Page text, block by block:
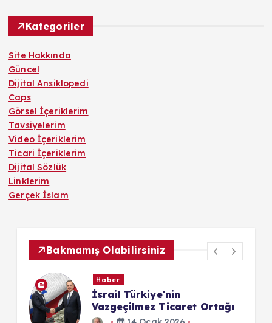
Kategoriler
Site Hakkında
Güncel
Dijital Ansiklopedi
Caps
Görsel İçeriklerim
Tavsiyelerim
Video İçeriklerim
Ticari İçeriklerim
Dijital Sözlük
Linklerim
Gerçek İslam
Bakmamış Olabilirsiniz
Haber
İsrail Türkiye'nin
Vazgeçilmez Ticaret Ortağı